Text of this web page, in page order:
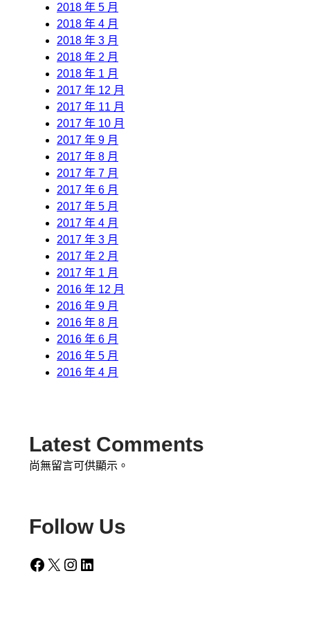
2018 年 5 月
2018 年 4 月
2018 年 3 月
2018 年 2 月
2018 年 1 月
2017 年 12 月
2017 年 11 月
2017 年 10 月
2017 年 9 月
2017 年 8 月
2017 年 7 月
2017 年 6 月
2017 年 5 月
2017 年 4 月
2017 年 3 月
2017 年 2 月
2017 年 1 月
2016 年 12 月
2016 年 9 月
2016 年 8 月
2016 年 6 月
2016 年 5 月
2016 年 4 月
Latest Comments
尚無留言可供顯示。
Follow Us
Facebook X Instagram LinkedIn